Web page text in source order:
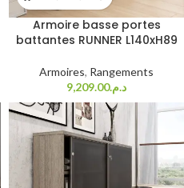
Armoire basse portes
battantes RUNNER L140xH89
Armoires, Rangements
د.م.9,209.00